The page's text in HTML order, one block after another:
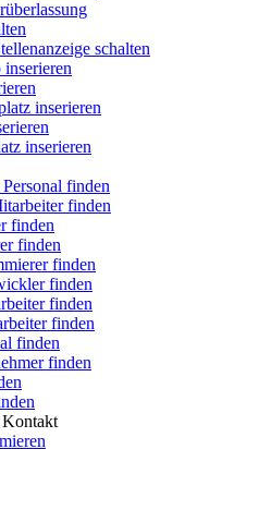
schalten
inserieren
inserieren
inserieren
finden
finden
finden
finden
finden
finden
finden
finden
finden
finden